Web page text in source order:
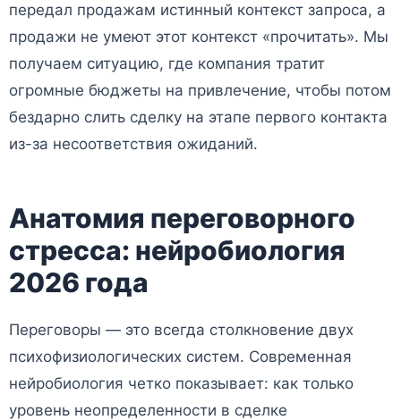
передал продажам истинный контекст запроса, а
продажи не умеют этот контекст «прочитать». Мы
получаем ситуацию, где компания тратит
огромные бюджеты на привлечение, чтобы потом
бездарно слить сделку на этапе первого контакта
из-за несоответствия ожиданий.
Анатомия переговорного
стресса: нейробиология
2026 года
Переговоры — это всегда столкновение двух
психофизиологических систем. Современная
нейробиология четко показывает: как только
уровень неопределенности в сделке